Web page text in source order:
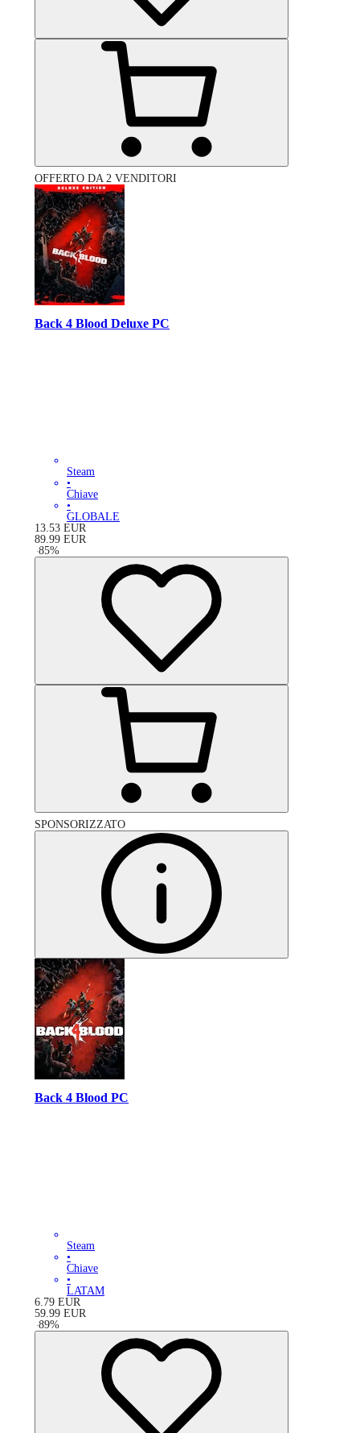
OFFERTO DA 2 VENDITORI
Back 4 Blood Deluxe PC
Steam
•
Chiave
•
GLOBALE
13.53 EUR
89.99 EUR
-85%
SPONSORIZZATO
Back 4 Blood PC
Steam
•
Chiave
•
LATAM
6.79 EUR
59.99 EUR
-89%